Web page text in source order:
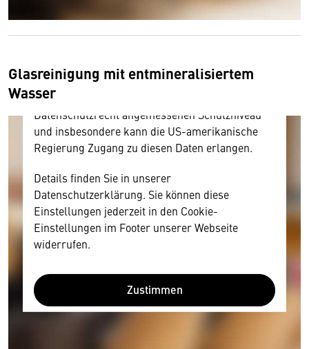
Glasreinigung mit entmineralisiertem
Wasser
Inhalt anzeigen. Dafür benötigen wir allerdings
Ihre Zustimmung, da Ihr Browser
amerikanischen Anbietern austauscht.
Diese Daten unterliegen keinem dem EU-
Datenschutzrecht angemessenen Schutzniveau
und insbesondere kann die US-amerikanische
Regierung Zugang zu diesen Daten erlangen.
Details finden Sie in unserer
Datenschutzerklärung. Sie können diese
Einstellungen jederzeit in den Cookie-
Einstellungen im Footer unserer Webseite
widerrufen.
Zustimmen